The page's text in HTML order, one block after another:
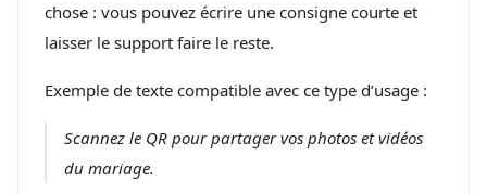
chose : vous pouvez écrire une consigne courte et
laisser le support faire le reste.
Exemple de texte compatible avec ce type d’usage :
Scannez le QR pour partager vos photos et vidéos
du mariage.